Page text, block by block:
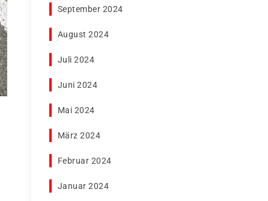
September 2024
August 2024
Juli 2024
Juni 2024
Mai 2024
März 2024
Februar 2024
Januar 2024